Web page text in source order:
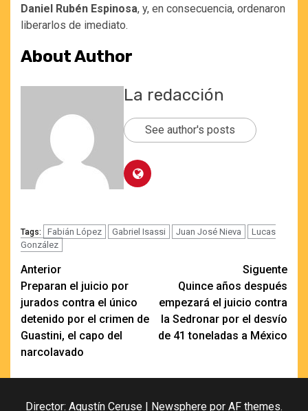
Daniel Rubén Espinosa, y, en consecuencia, ordenaron
liberarlos de imediato.
About Author
La redacción
See author's posts
Tags: Fabián López Gabriel Isassi Juan José Nieva
Lucas
González
Navegación
de
entradas
Anterior
Preparan el juicio por
jurados contra el único
detenido por el crimen de
Guastini, el capo del
narcolavado
Siguente
Quince años después
empezará el juicio contra
la Sedronar por el desvío
de 41 toneladas a México
Director: Agustín Ceruse Newsphere por AF themes.